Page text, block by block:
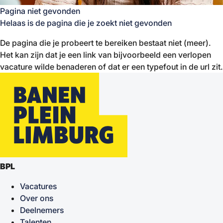
Pagina niet gevonden
Helaas is de pagina die je zoekt niet gevonden
De pagina die je probeert te bereiken bestaat niet (meer).
Het kan zijn dat je een link van bijvoorbeeld een verlopen
vacature wilde benaderen of dat er een typefout in de url zit.
BPL
Vacatures
Over ons
Deelnemers